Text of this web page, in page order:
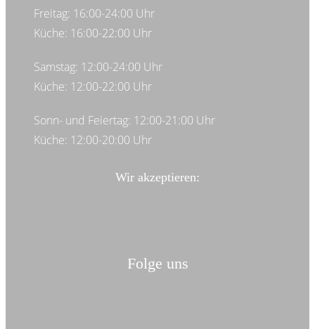
Freitag: 16:00-24:00 Uhr
Küche: 16:00-22:00 Uhr
Samstag: 12:00-24:00 Uhr
Küche: 12:00-22:00 Uhr
Sonn- und Feiertag: 12:00-21:00 Uhr
Küche: 12:00-20:00 Uhr
Wir akzeptieren:
Folge uns